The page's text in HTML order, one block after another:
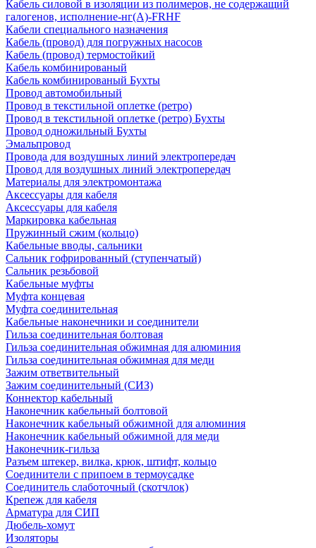
Кабель силовой в изоляции из полимеров, не содержащий
галогенов, исполнение-нг(А)-FRHF
Кабели специального назначения
Кабель (провод) для погружных насосов
Кабель (провод) термостойкий
Кабель комбинированый
Кабель комбинированый Бухты
Провод автомобильный
Провод в текстильной оплетке (ретро)
Провод в текстильной оплетке (ретро) Бухты
Провод одножильный Бухты
Эмальпровод
Провода для воздушных линий электропередач
Провод для воздушных линий электропередач
Материалы для электромонтажа
Аксессуары для кабеля
Аксессуары для кабеля
Маркировка кабельная
Пружинный сжим (кольцо)
Кабельные вводы, сальники
Сальник гофрированный (ступенчатый)
Сальник резьбовой
Кабельные муфты
Муфта концевая
Муфта соединительная
Кабельные наконечники и соединители
Гильза соединительная болтовая
Гильза соединительная обжимная для алюминия
Гильза соединительная обжимная для меди
Зажим ответвительный
Зажим соединительный (СИЗ)
Коннектор кабельный
Наконечник кабельный болтовой
Наконечник кабельный обжимной для алюминия
Наконечник кабельный обжимной для меди
Наконечник-гильза
Разъем штекер, вилка, крюк, штифт, кольцо
Соединители с припоем в термоусадке
Соединитель слаботочный (скотчлок)
Крепеж для кабеля
Арматура для СИП
Дюбель-хомут
Изоляторы